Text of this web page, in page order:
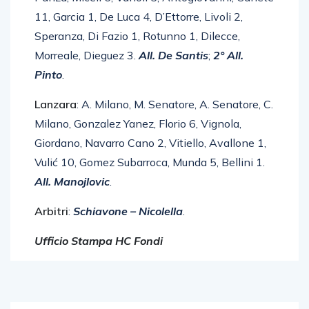
Panza, Miceli 6, Vanoli 5, Antogiovanni, Cañete
11, Garcia 1, De Luca 4, D’Ettorre, Livoli 2,
Speranza, Di Fazio 1, Rotunno 1, Dilecce,
Morreale, Dieguez 3.
Lanzara: A. Milano, M. Senatore, A. Senatore, C.
Milano, Gonzalez Yanez, Florio 6, Vignola,
Giordano, Navarro Cano 2, Vitiello, Avallone 1,
Vulić 10, Gomez Subarroca, Munda 5, Bellini 1.